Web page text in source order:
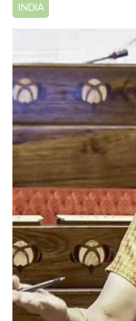
INDIA